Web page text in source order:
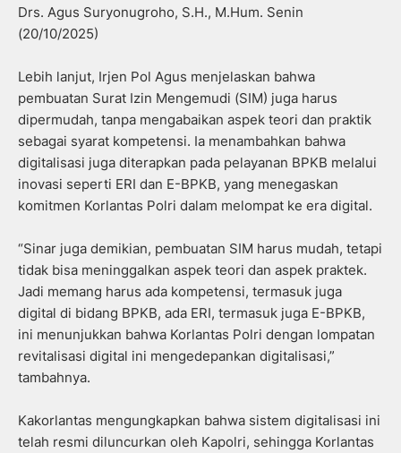
Drs. Agus Suryonugroho, S.H., M.Hum. Senin
(20/10/2025)
Lebih lanjut, Irjen Pol Agus menjelaskan bahwa
pembuatan Surat Izin Mengemudi (SIM) juga harus
dipermudah, tanpa mengabaikan aspek teori dan praktik
sebagai syarat kompetensi. Ia menambahkan bahwa
digitalisasi juga diterapkan pada pelayanan BPKB melalui
inovasi seperti ERI dan E-BPKB, yang menegaskan
komitmen Korlantas Polri dalam melompat ke era digital.
“Sinar juga demikian, pembuatan SIM harus mudah, tetapi
tidak bisa meninggalkan aspek teori dan aspek praktek.
Jadi memang harus ada kompetensi, termasuk juga
digital di bidang BPKB, ada ERI, termasuk juga E-BPKB,
ini menunjukkan bahwa Korlantas Polri dengan lompatan
revitalisasi digital ini mengedepankan digitalisasi,”
tambahnya.
Kakorlantas mengungkapkan bahwa sistem digitalisasi ini
telah resmi diluncurkan oleh Kapolri, sehingga Korlantas